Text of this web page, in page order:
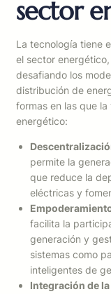
sector
La tecnología tiene
el sector
desafiando los
distribución de
formas en las que
energético:
permite la
que reduce la
eléctricas y
facilita la
generación y
sistemas como
inteligentes de
Integración de